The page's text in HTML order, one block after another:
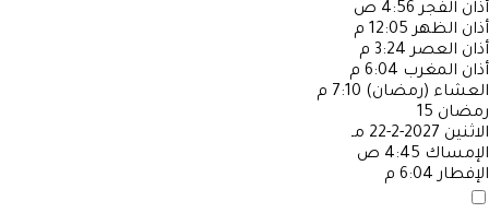
أذان الفجر 4:56 ص
أذان الظهر 12:05 م
أذان العصر 3:24 م
أذان المغرب 6:04 م
العشاء (رمضان) 7:10 م
رمضان 15
الاثنين 2027-2-22 مـ
الإمساك 4:45 ص
الإفطار 6:04 م